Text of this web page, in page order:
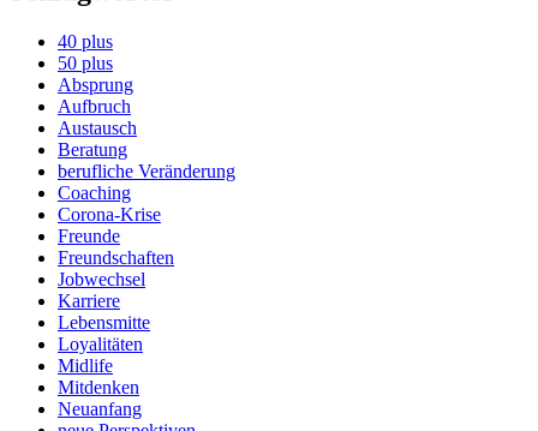
40 plus
50 plus
Absprung
Aufbruch
Austausch
Beratung
berufliche Veränderung
Coaching
Corona-Krise
Freunde
Freundschaften
Jobwechsel
Karriere
Lebensmitte
Loyalitäten
Midlife
Mitdenken
Neuanfang